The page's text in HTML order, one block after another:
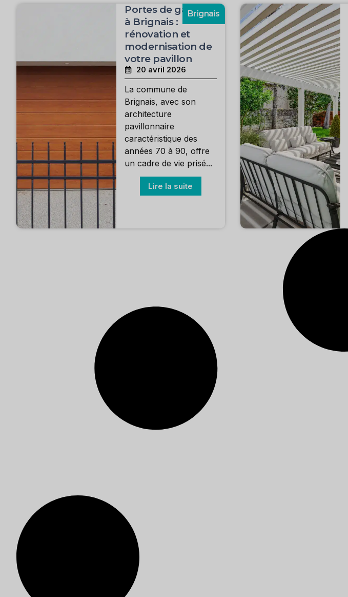
Brignais
Portes de garage
à Brignais :
rénovation et
modernisation de
votre pavillon
20 avril 2026
La commune de
Brignais, avec son
architecture
pavillonnaire
caractéristique des
années 70 à 90, offre
un cadre de vie prisé...
Lire la suite